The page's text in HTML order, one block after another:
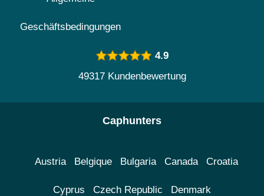
Geschäftsbedingungen
4.9
49317 Kundenbewertung
Caphunters
Austria Belgique Bulgaria Canada Croatia
Cyprus Czech Republic Denmark